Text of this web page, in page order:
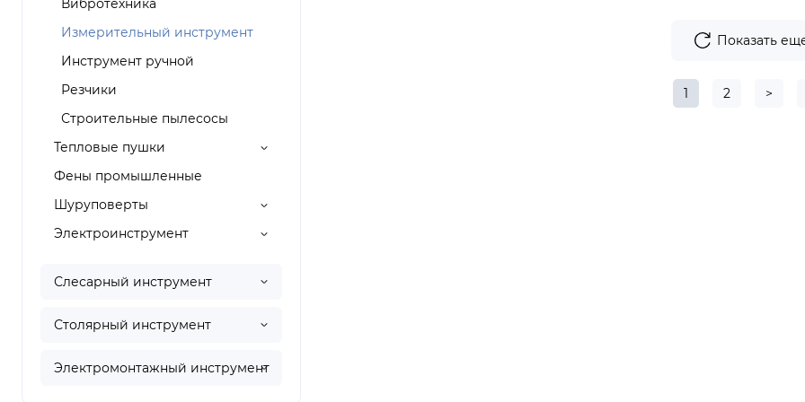
Вибротехника
Измерительный инструмент
Инструмент ручной
Резчики
Строительные пылесосы
Тепловые пушки
Фены промышленные
Шуруповерты
Электроинструмент
Слесарный инструмент
Столярный инструмент
Электромонтажный инструмент
Показать
1 2 >